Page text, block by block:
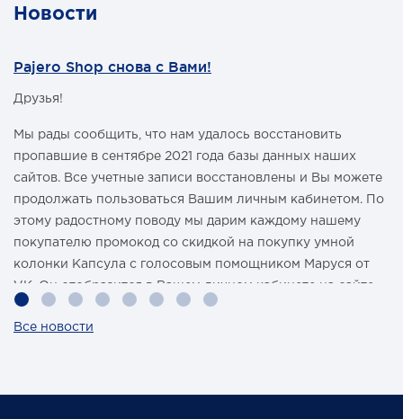
Новости
Pajero Shop снова с Вами!
Друзья!
Мы рады сообщить, что нам удалось восстановить
пропавшие в сентябре 2021 года базы данных наших
сайтов. Все учетные записи восстановлены и Вы можете
продолжать пользоваться Вашим личным кабинетом. По
этому радостному поводу мы дарим каждому нашему
покупателю промокод со скидкой на покупку умной
колонки Капсула с голосовым помощником Маруся от
VK. Он отобразится в Вашем личном кабинете на сайте
магазина Pajero Shop 14 февраля.
Все новости